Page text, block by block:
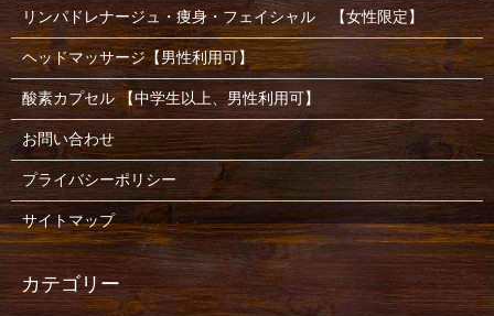
リンパドレナージュ・痩身・フェイシャル 【女性限定】
ヘッドマッサージ【男性利用可】
酸素カプセル 【中学生以上、男性利用可】
お問い合わせ
プライバシーポリシー
サイトマップ